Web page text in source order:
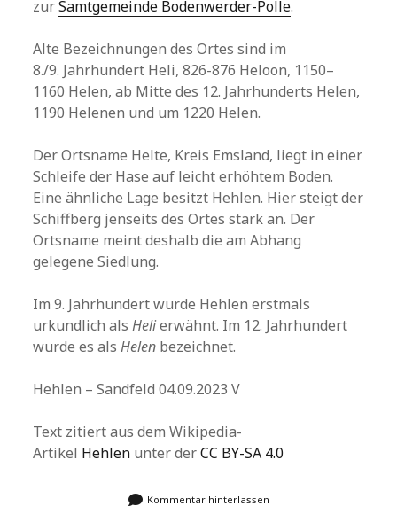
zurSamtgemeinde Bodenwerder-Polle.
Alte Bezeichnungen des Ortes sind im
8./9. Jahrhundert Heli, 826-876 Heloon, 1150–
1160 Helen, ab Mitte des 12. Jahrhunderts Helen,
1190 Helenen und um 1220 Helen.
Der Ortsname Helte, Kreis Emsland, liegt in einer
Schleife der Hase auf leicht erhöhtem Boden.
Eine ähnliche Lage besitzt Hehlen. Hier steigt der
Schiffberg jenseits des Ortes stark an. Der
Ortsname meint deshalb die am Abhang
gelegene Siedlung.
Im 9. Jahrhundert wurde Hehlen erstmals
urkundlich alsHelierwähnt. Im 12. Jahrhundert
wurde es alsHelen bezeichnet.
Hehlen – Sandfeld 04.09.2023 V
Text zitiert aus dem Wikipedia-
Artikel Hehlen unter derCC BY-SA 4.0
Kommentar hinterlassen